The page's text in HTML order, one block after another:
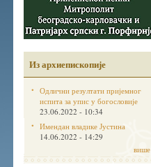
Из архиепископије
Одлични резултати пријемног
испита за упис у богословије
23.06.2022 - 10:34
Имендан владике Јустина
14.06.2022 - 14:29
више